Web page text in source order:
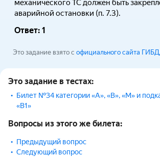
механического ТС должен быть
аварийной остановки (п. 7.3).
Ответ: 1
Это задание взято с официального сайта
Это задание в тестах:
Билет №34 категории «A», «B», «M» и
«B1»
Вопросы из этого же билета:
Предыдущий вопрос
Следующий вопрос